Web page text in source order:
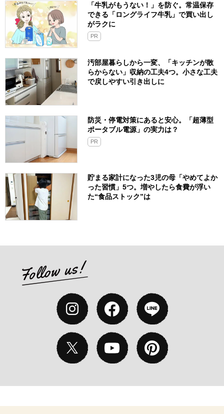
「牛乳がもうない！」を防ぐ。常温保存
できる「ロングライフ牛乳」で買い出し
がラクに
PR
汚部屋暮らしから一変、「キッチンが散
らからない」収納の工夫4つ。小さな工夫
で戻しやすい引き出しに
防災・停電対策にあると安心。「超薄型
ポータブル電源」の実力は？​
PR
貯まる家計になった3児の母「やめてよか
った習慣」5つ。増やしたら食費が浮い
た“食品ストック”は